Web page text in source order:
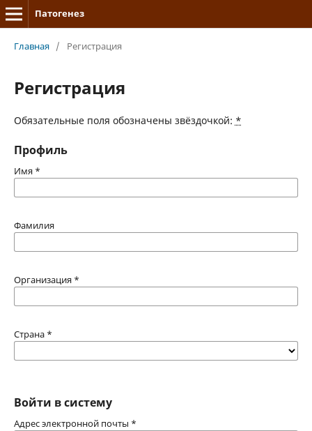
Патогенез
Главная / Регистрация
Регистрация
Обязательные поля обозначены звёздочкой: *
Профиль
Имя *
Фамилия
Организация *
Страна *
Войти в систему
Адрес электронной почты *